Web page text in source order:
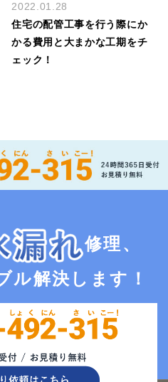
2022.01.28
住宅の配管工事を行う際にか
かる費用と大まかな工期をチ
ェック！
修理、
ル解決します！